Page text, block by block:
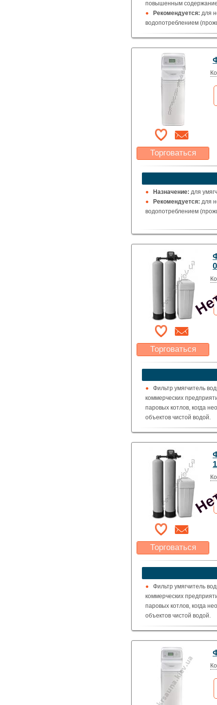
повышенным
Рекомендуется: для
водопотреблением
Торговаться
Какая цена Вас
устроит?
Указать цену
Назначение: для
Рекомендуется: для
водопотреблением
Торговаться
Какая цена Вас
устроит?
Указать цену
Фильтр умягчитель
коммерческих
паровых котлов, когда
объектов чистой водой.
Торговаться
Какая цена Вас
устроит?
Указать цену
Фильтр умягчитель
коммерческих
паровых котлов, когда
объектов чистой водой.